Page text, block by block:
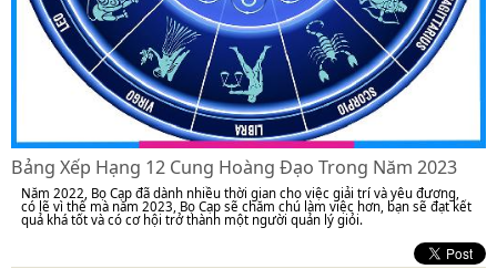
Bảng Xếp Hạng 12 Cung Hoàng Đạo Trong Năm 2023
Năm 2022, Bọ Cạp đã dành nhiều thời gian cho việc giải trí và yêu đương,
có lẽ vì thế mà năm 2023, Bọ Cạp sẽ chăm chú làm việc hơn, bạn sẽ đạt kết
quả khá tốt và có cơ hội trở thành một người quản lý giỏi.